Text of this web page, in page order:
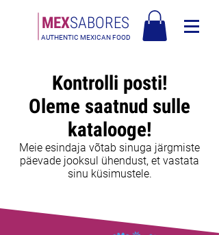
MEXSABORES
AUTHENTIC MEXICAN FOOD
Kontrolli posti!
Oleme saatnud sulle
katalooge!
Meie esindaja võtab sinuga järgmiste
päevade jooksul ühendust, et vastata
sinu küsimustele.